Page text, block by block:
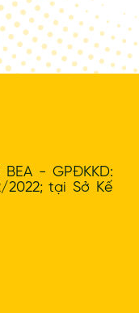
- GPĐKKD:
2022; tại Sở Kế